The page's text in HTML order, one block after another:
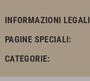
INFORMAZIONI LEGALI
PAGINE SPECIALI:
CATEGORIE: